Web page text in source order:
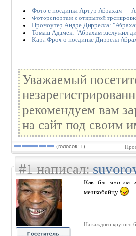
Фото с поединка Артур Абрахам —
Фоторепортаж с открытой
Промоутер Андре Диррелла:
Томаш Адамек: "Абрахам заслужил
Карл Фроч о поединке Диррелл-
Уважаемый
рекомендуем вам
на сайт под своим
(голосов: 1)
#1 написал:
Как бы многим
мешкобойцу
--------------------
На каждого крутого